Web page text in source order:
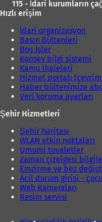
115 - İdari kurumların
Hızlı erişim
İdari organizasyon
Basın Bültenleri
Boş İşler
Konsey bilgi sistemi
Kamu ihaleleri
Hizmet portalı
Haber bültenimize
Veri koruma ayarları
Şehir Hizmetleri
Şehir haritası
WLAN etkin noktaları
Umumi tuvaletler
Zaman çizelgesi
Emzirme ve bez
Acil durum girişi -
Web Kameraları
Resim servisi